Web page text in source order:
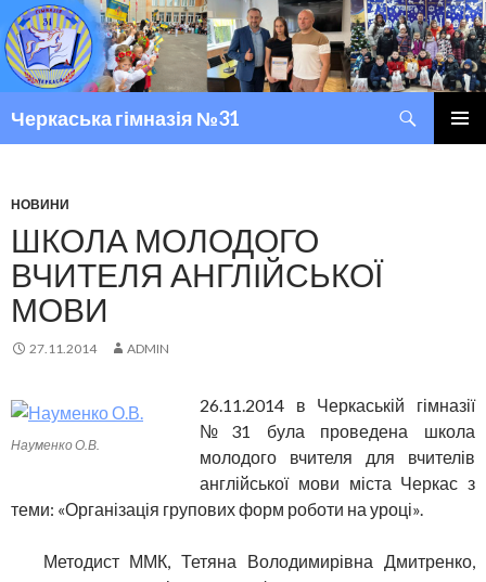
Черкаська гімназія №31
НОВИНИ
ШКОЛА МОЛОДОГО
ВЧИТЕЛЯ АНГЛІЙСЬКОЇ
МОВИ
27.11.2014 ADMIN
Науменко О.В.
26.11.2014 в Черкаській гімназії
№31 була проведена школа
молодого вчителя для вчителів
англійської мови міста Черкас з
теми: «Організація групових форм роботи на уроці».
Методист ММК, Тетяна Володимирівна Дмитренко,